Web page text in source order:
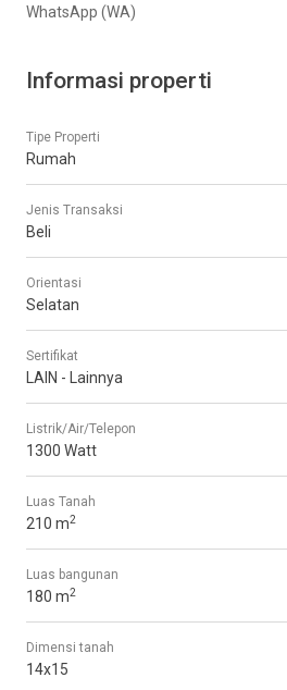
WhatsApp (WA)
Informasi properti
Tipe Properti
Rumah
Jenis Transaksi
Beli
Orientasi
Selatan
Sertifikat
LAIN - Lainnya
Listrik/Air/Telepon
1300 Watt
Luas Tanah
210 m2
Luas bangunan
180 m2
Dimensi tanah
14x15